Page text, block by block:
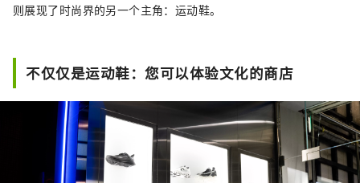
则展现了时尚界的另一个主角：运动鞋。
不仅仅是运动鞋：您可以体验文化的商店